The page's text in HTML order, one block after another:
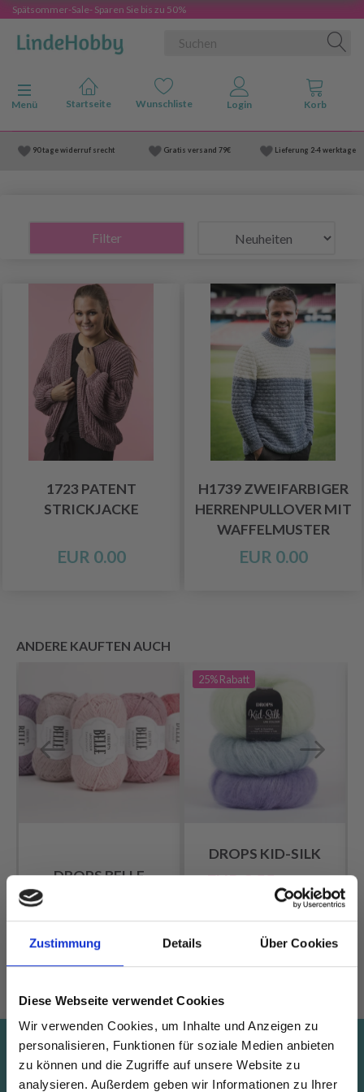
Zustimmung Details Über Cookies
Diese Webseite verwendet Cookies
Wir verwenden Cookies, um Inhalte und Anzeigen zu
personalisieren, Funktionen für soziale Medien anbieten
zu können und die Zugriffe auf unsere Website zu
analysieren. Außerdem geben wir Informationen zu Ihrer
Spätsommer-Sale- Sparen Sie bis zu 50%
Anzeige ändern
Menü
90 tage widerruf srecht Gratis versand 79€ Lieferung 2-4 werktage
Filter
1723 PATENT
STRICKJACKE
EUR 0.00
H1739 ZWEIFARBIGER
HERRENPULLOVER MIT
WAFFELMUSTER
EUR 0.00
ANDERE KAUFTEN AUCH
DROPS BELLE
Alle Optionen
25%Rabatt
DROPS KID-SILK
EUR 3.55
Angebot bis
Alle Optionen
Spare bis zu 50%